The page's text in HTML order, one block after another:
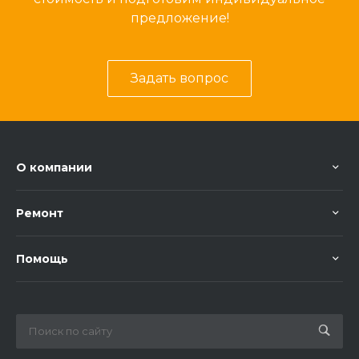
предложение!
Задать вопрос
О компании
Ремонт
Помощь